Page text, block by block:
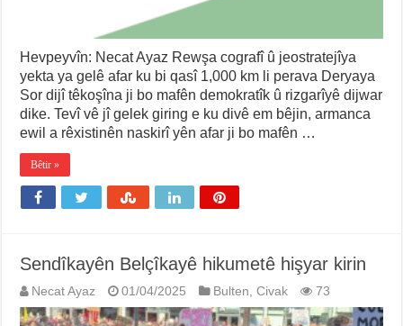
Hevpeyvîn: Necat Ayaz Rewşa cografî û jeostratejîya
yekta ya gelê afar ku bi qasî 1,000 km li perava Deryaya
Sor dijî têkoşîna ji bo mafên demokratîk û rizgarîyê dijwar
dike. Tevî vê jî gelek giring e ku divê em bêjin, armanca
ewil a rêxistinên naskirî yên afar ji bo mafên …
Bêtir »
Sendîkayên Belçîkayê hikumetê hişyar kirin
Necat Ayaz 01/04/2025 Bulten,Civak 73